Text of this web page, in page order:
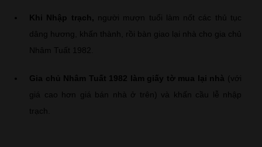
Khi Nhập trạch, người mượn tuổi làm nốt các thủ tục
dâng hương, khấn thành, rồi bàn giao lại nhà cho gia chủ
Nhâm Tuất 1982.
Gia chủ Nhâm Tuất 1982 làm giấy tờ mua lại nhà (với
giá cao hơn giá bán nhà ở trên) và khấn cầu lễ nhập
trạch.